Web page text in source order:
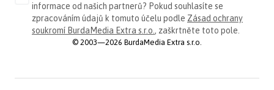
informace od našich partnerů? Pokud souhlasíte se
zpracováním údajů k tomuto účelu podle Zásad ochrany
soukromí BurdaMedia Extra s.r.o. , zaškrtněte toto pole.
© 2003—2026 BurdaMedia Extra s.r.o.